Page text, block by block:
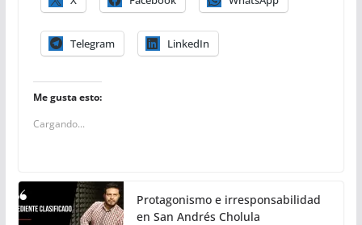
Telegram LinkedIn
Me gusta esto:
Cargando...
Protagonismo e irresponsabilidad
en San Andrés Cholula